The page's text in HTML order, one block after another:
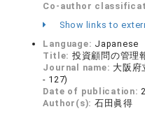
Co-author
Show links to
Language: Japanese
Title: 投資顧問の管理
Journal name: 大阪
- 127)
Date of publication:
Author(s): 石田眞得